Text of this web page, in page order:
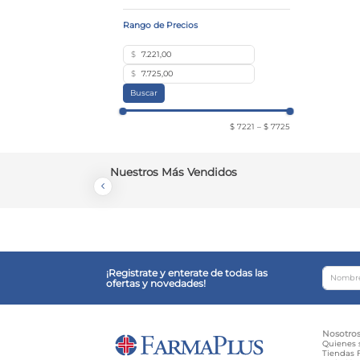
$
$
Buscar
$ 7221 – $ 7725
Nuestros Más Vendidos
¡Registrate y enterate de todas las
ofertas y novedades!
Nosotros
Quienes
Tiendas